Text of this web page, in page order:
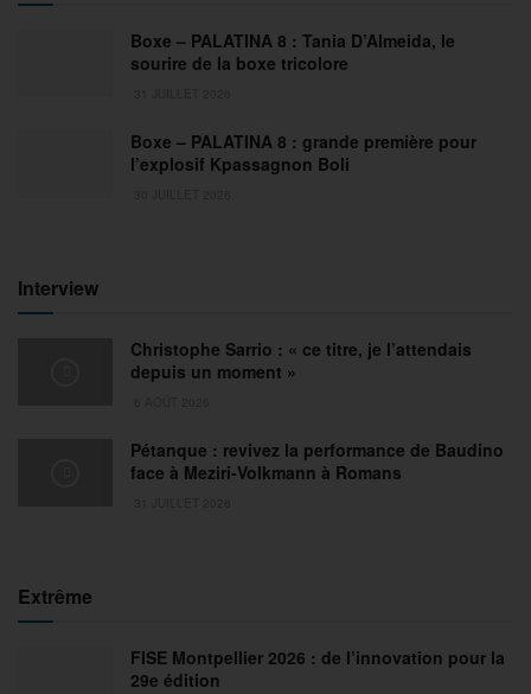
Boxe – PALATINA 8 : Tania D’Almeida, le
sourire de la boxe tricolore
Boxe – PALATINA 8 : grande première pour
l’explosif Kpassagnon Boli
Interview
Christophe Sarrio : « ce titre, je l’attendais
depuis un moment »
Pétanque : revivez la performance de Baudino
face à Meziri-Volkmann à Romans
Extrême
FISE Montpellier 2026 : de l’innovation pour la
29e édition